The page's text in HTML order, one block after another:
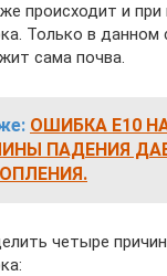
происходит и при
Только в данном
сама почва.
ОШИБКА Е10
ПАДЕНИЯ
четыре